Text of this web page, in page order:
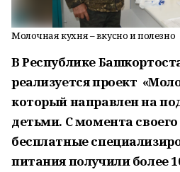
Молочная кухня – вкусно и полезно
В Республике
реализуется проект
который направлен на
детьми. С момента своего
бесплатные
питания получили более